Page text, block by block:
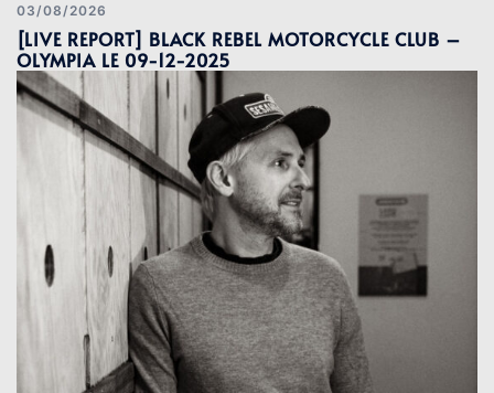
03/08/2026
[LIVE REPORT] BLACK REBEL MOTORCYCLE CLUB –
OLYMPIA LE 09-12-2025